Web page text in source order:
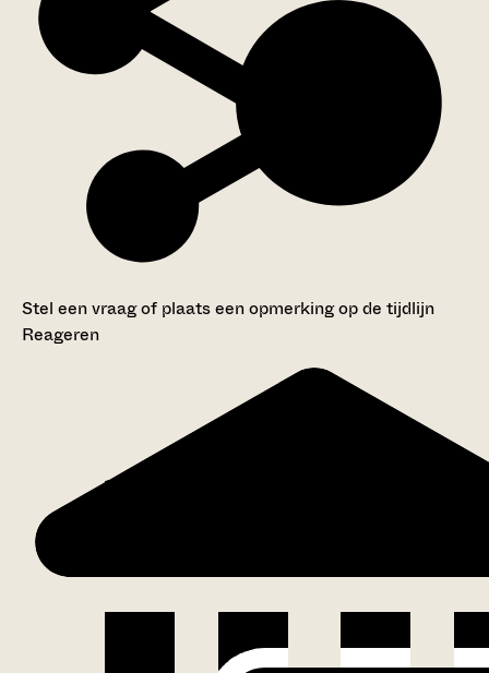
Stel een vraag of plaats een opmerking op de tijdlijn
Reageren